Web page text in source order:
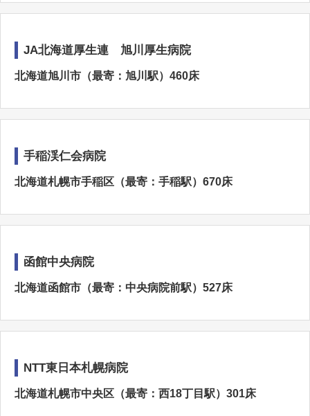
JA北海道厚生連 旭川厚生病院
北海道旭川市（最寄：旭川駅）460床
手稲渓仁会病院
北海道札幌市手稲区（最寄：手稲駅）670床
函館中央病院
北海道函館市（最寄：中央病院前駅）527床
NTT東日本札幌病院
北海道札幌市中央区（最寄：西18丁目駅）301床